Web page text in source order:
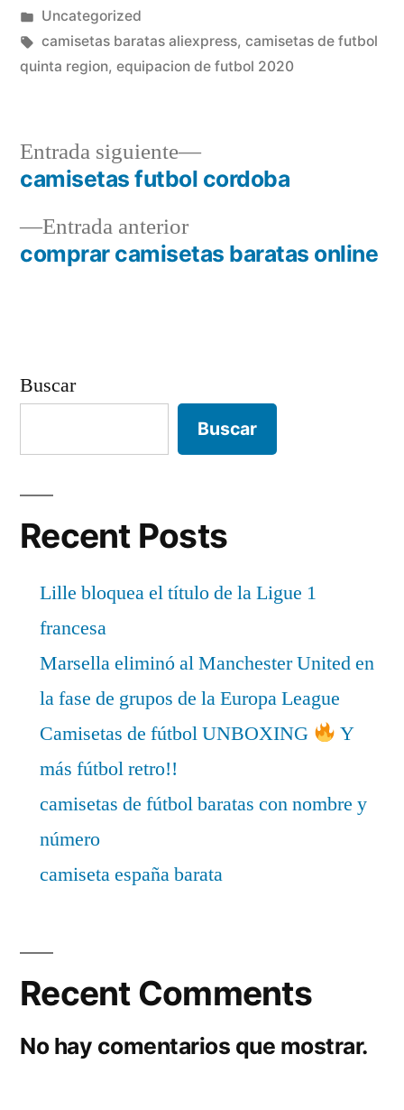
por
Publicado
en
Uncategorized
Etiquetas:
camisetas baratas aliexpress, camisetas de futbol
quinta region, equipacion de futbol 2020
Navegación
de
entradas
Entrada anteriorEntrada
anterior:
comprar camisetas baratas online
Entrada siguiente
Entrada
siguiente:
camisetas futbol cordoba
Buscar
Buscar
Recent Posts
Lille bloquea el título de la Ligue 1
francesa
Marsella eliminó al Manchester United en
la fase de grupos de la Europa League
Camisetas de fútbol UNBOXING
Y
más fútbol retro!!
camisetas de fútbol baratas con nombre y
número
camiseta españa barata
Recent Comments
No hay comentarios que mostrar.